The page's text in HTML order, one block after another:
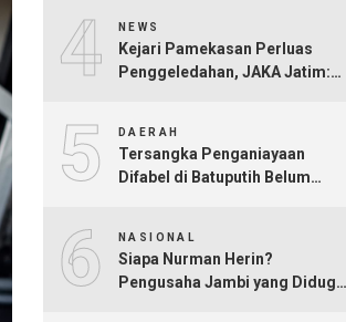
4 NEWS
Kejari Pamekasan Perluas
Penggeledahan, JAKA Jatim:
5 DAERAH
Tersangka Penganiayaan
Difabel di Batuputih Belum
6 NASIONAL
Siapa Nurman Herin?
Pengusaha Jambi yang Diduga